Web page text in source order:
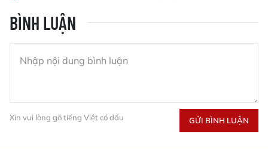
BÌNH LUẬN
Xin vui lòng gõ tiếng Việt có dấu GỬI BÌNH LUẬN